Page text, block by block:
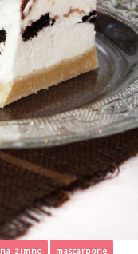
na zimno
mascarpone